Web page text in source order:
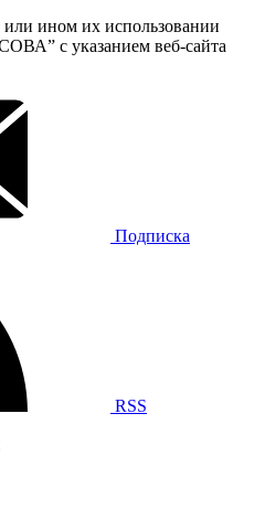
ином их использовании
с указанием веб-сайта
Подписка
RSS